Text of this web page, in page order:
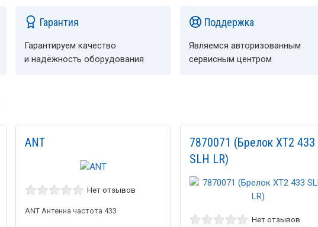
Гарантия
Гарантируем качество
и надёжность оборудования
Поддержка
Являемся авторизованным
сервисным центром
ANT
Нет отзывов
ANT Антенна частота 433
7870071 (Брелок XT2 433
SLH LR)
Нет отзывов